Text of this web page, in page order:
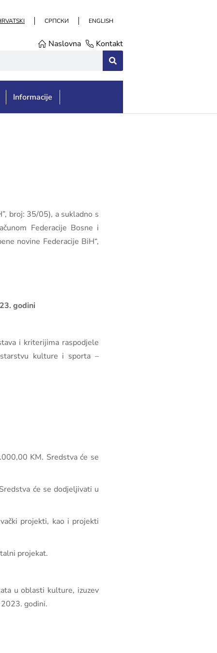
СРПСКИ ENGLISH
Naslovna Kontakt
Informacije
broj: 35/05), a sukladno s
Federacije Bosne i
novine Federacije BiH“,
godini
i kriterijima raspodjele
kulture i sporta –
KM. Sredstva će se
će se dodjeljivati u
projekti, kao i projekti
projekat.
u oblasti kulture, izuzev
godini.